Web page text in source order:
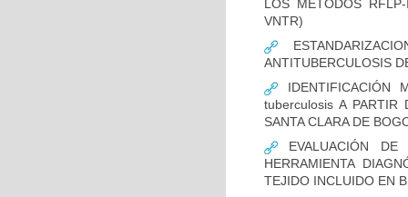
LOS MÉTODOS
VNTR)
ANTITUBERCULOSIS
IDENTIFICACIÓN
tuberculosis A PARTIR
SANTA CLARA DE
EVALUACIÓN DE
HERRAMIENTA
TEJIDO INCLUIDO EN